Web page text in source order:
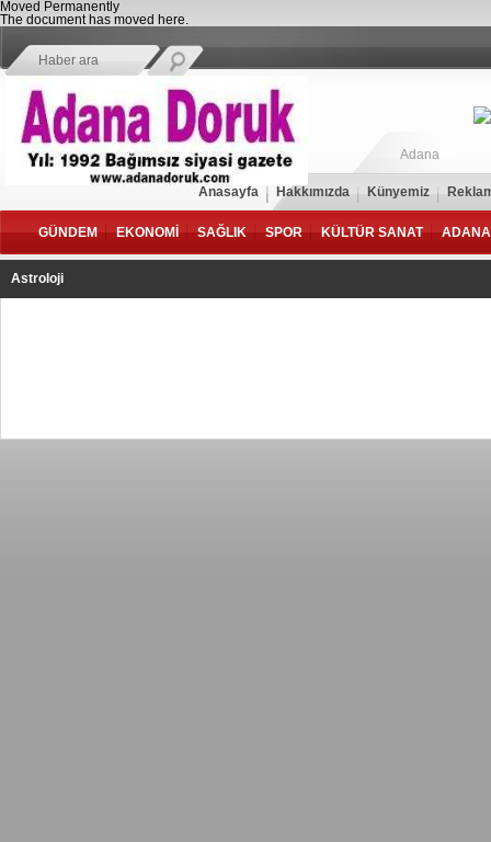
Moved Permanently
The document has moved here.
Adana
Anasayfa Hakkımızda Künyemiz
GÜNDEM EKONOMİ SAĞLIK SPOR KÜLTÜR SANAT ADANA
Astroloji